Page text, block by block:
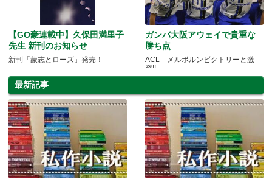
【GO豪連載中】久保田満里子
先生 新刊のお知らせ
新刊「蒙志とローズ」発売！
ガンバ大阪アウェイで貴重な
勝ち点
ACL メルボルンビクトリーと激
突!!
最新記事